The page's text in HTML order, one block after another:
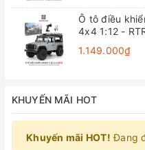
Ô tô điều
4x4 1:12 -
1.149.000₫
KHUYẾN MÃI HOT
Khuyến mãi HOT! Đang